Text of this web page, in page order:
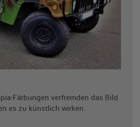
Färbungen verfremden das Bild
es zu künstlich wirken.